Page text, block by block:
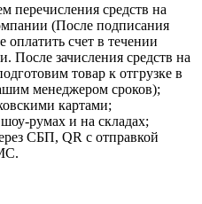
перечисления средств на
(После подписания
счет в течении
После зачисления средств на
товар к отгрузке в
менеджером сроков);
картами;
румах и на складах;
СБП, QR с отправкой